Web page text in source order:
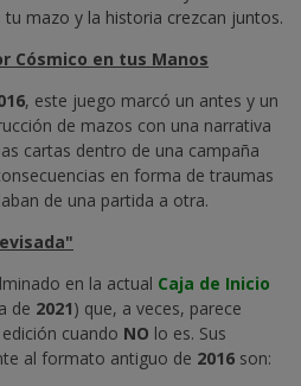
mazo y la historia crezcan juntos.
Cósmico en tus Manos
, este juego marcó un antes y un
de mazos con una narrativa
cartas dentro de una campaña
en forma de traumas
de una partida a otra.
en la actual Caja de Inicio
de 2021) que, a veces, parece
cuando NO lo es. Sus
al formato antiguo de 2016 son: